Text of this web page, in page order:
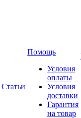
Статьи
Помощь
Условия
оплаты
Условия
доставки
Гарантия
на товар